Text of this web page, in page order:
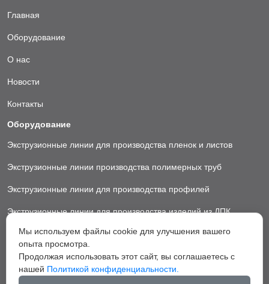
Главная
Оборудование
О нас
Новости
Контакты
Оборудование
Экструзионные линии для производства пленок и листов
Экструзионные линии производства полимерных труб
Экструзионные линии для производства профилей
Экструзионные линии для производства изделий из ДПК
Экструзионные линии для производства пластиковых ковриков
Экструзионные линии для производства грануляторы
Вспомогательное оборудование
Мы используем файлы cookie для улучшения вашего
опыта просмотра.
Продолжая использовать этот сайт, вы соглашаетесь с
нашей Политикой конфиденциальности.